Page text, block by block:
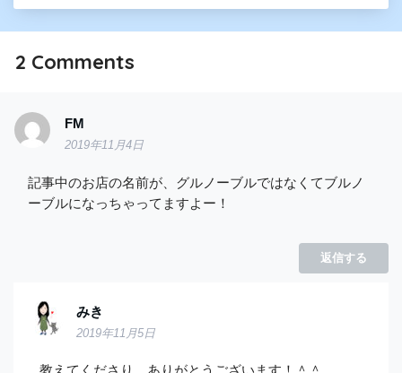
2 Comments
FM
2019年11月4日
記事中のお店の名前が、グルノーブルではなくてブルノ
ーブルになっちゃってますよー！
返信する
みき
2019年11月5日